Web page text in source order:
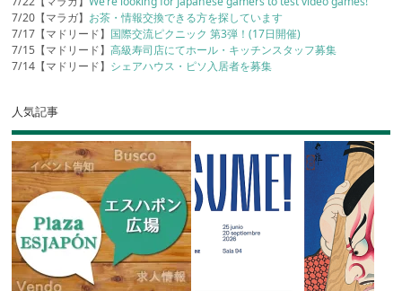
7/20【マラガ】 お茶・情報交換できる方を探しています
7/17【マドリード】 国際交流ピクニック 第3弾！(17日開催)
7/15【マドリード】高級寿司店にてホール・キッチンスタッフ募集
7/14【マドリード】 シェアハウス・ピソ入居者を募集
人気記事